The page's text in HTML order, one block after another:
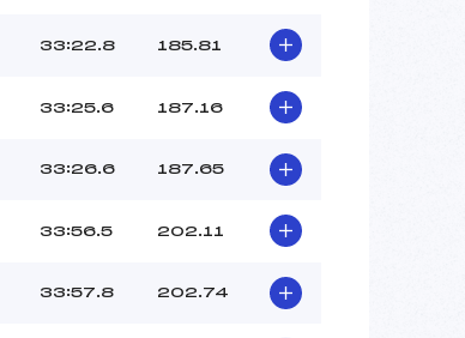
33:22.8 185.81
33:25.6 187.16
33:26.6 187.65
33:56.5 202.11
33:57.8 202.74